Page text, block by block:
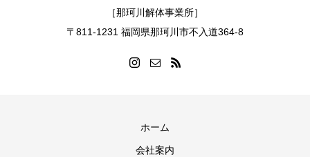
［那珂川解体事業所］
〒811-1231 福岡県那珂川市不入道364-8
ホーム
会社案内